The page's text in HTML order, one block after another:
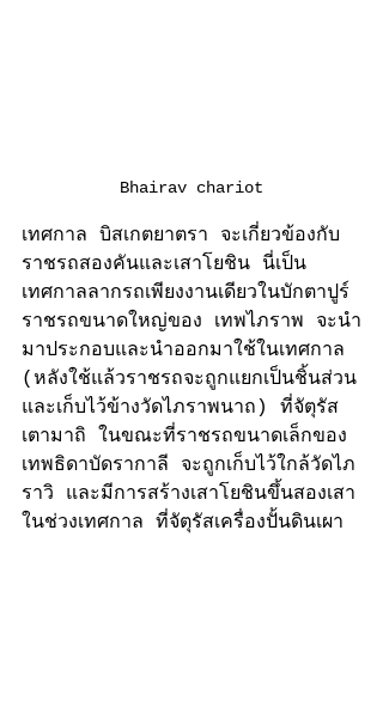
Bhairav chariot
เทศกาล บิสเกตยาตรา จะเกี่ยวข้องกับ
ราชรถสองคันและเสาโยชิน นี่เป็น
เทศกาลลากรถเพียงงานเดียวในบักตาปูร์
ราชรถขนาดใหญ่ของ เทพไภราพ จะนำ
มาประกอบและนำออกมาใช้ในเทศกาล
(หลังใช้แล้วราชรถจะถูกแยกเป็นชิ้นส่วน
และเก็บไว้ข้างวัดไภราพนาถ) ที่จัตุรัส
เตามาถิ ในขณะที่ราชรถขนาดเล็กของ
เทพธิดาบัดรากาลี จะถูกเก็บไว้ใกล้วัดไภ
ราวิ และมีการสร้างเสาโยชินขึ้นสองเสา
ในช่วงเทศกาล ที่จัตุรัสเครื่องปั้นดินเผา